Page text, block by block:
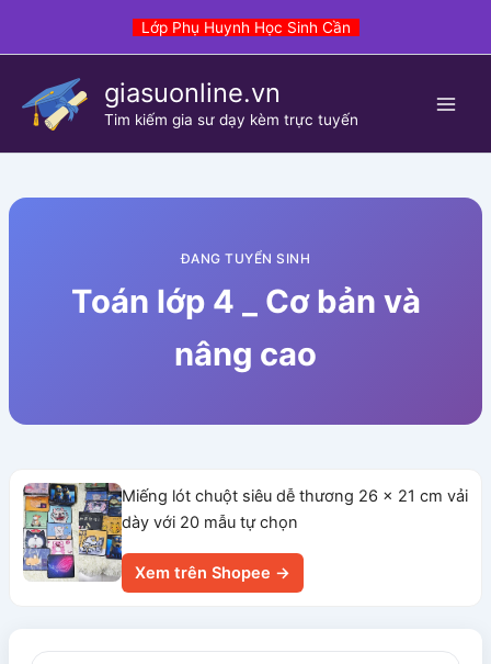
Lớp Phụ Huynh Học Sinh Cần
giasuonline.vn
Tim kiếm gia sư dạy kèm trực tuyến
ĐANG TUYỂN SINH
Toán lớp 4 _ Cơ bản và
nâng cao
Miếng lót chuột siêu dễ thương 26 x 21 cm vải
dày với 20 mẫu tự chọn
Xem trên Shopee →